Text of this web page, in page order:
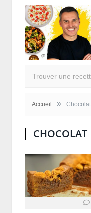
Accueil » Chocolat
CHOCOLAT